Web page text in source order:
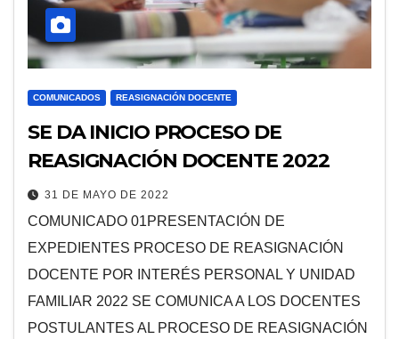
COMUNICADOS REASIGNACIÓN DOCENTE
SE DA INICIO PROCESO DE
REASIGNACIÓN DOCENTE 2022
31 DE MAYO DE 2022
COMUNICADO 01PRESENTACIÓN DE
EXPEDIENTES PROCESO DE REASIGNACIÓN
DOCENTE POR INTERÉS PERSONAL Y UNIDAD
FAMILIAR 2022 SE COMUNICA A LOS DOCENTES
POSTULANTES AL PROCESO DE REASIGNACIÓN